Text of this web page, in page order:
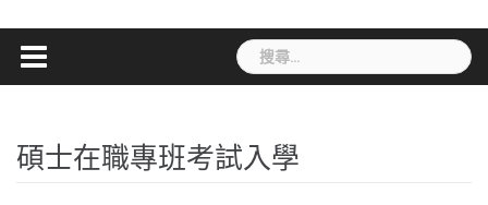
搜
尋
字:
碩士在職專班考試入學